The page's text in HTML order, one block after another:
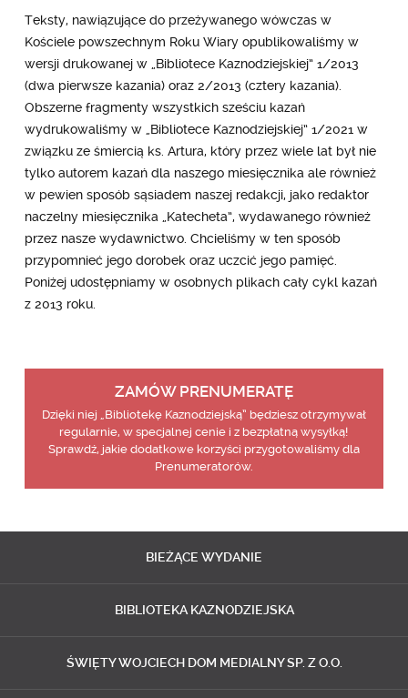
Teksty, nawiązujące do przeżywanego wówczas w
Kościele powszechnym Roku Wiary opublikowaliśmy w
wersji drukowanej w „Bibliotece Kaznodziejskiej” 1/2013
(dwa pierwsze kazania) oraz 2/2013 (cztery kazania).
Obszerne fragmenty wszystkich sześciu kazań
wydrukowaliśmy w „Bibliotece Kaznodziejskiej” 1/2021 w
związku ze śmiercią ks. Artura, który przez wiele lat był nie
tylko autorem kazań dla naszego miesięcznika ale również
w pewien sposób sąsiadem naszej redakcji, jako redaktor
naczelny miesięcznika „Katecheta”, wydawanego również
przez nasze wydawnictwo. Chcieliśmy w ten sposób
przypomnieć jego dorobek oraz uczcić jego pamięć.
Poniżej udostępniamy w osobnych plikach cały cykl kazań
z 2013 roku.
ZAMÓW PRENUMERATĘ
Dzięki niej „Bibliotekę Kaznodziejską” będziesz otrzymywał
regularnie, w specjalnej cenie i z bezpłatną wysyłką!
Sprawdź, jakie dodatkowe korzyści przygotowaliśmy dla
Prenumeratorów.
BIEŻĄCE WYDANIE
BIBLIOTEKA KAZNODZIEJSKA
ŚWIĘTY WOJCIECH DOM MEDIALNY SP. Z O.O.